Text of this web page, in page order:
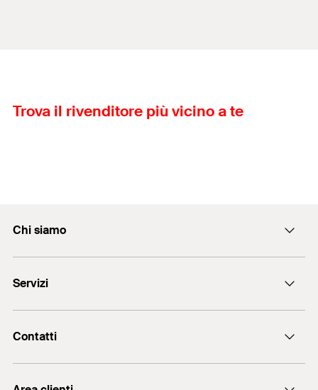
Trova il rivenditore più vicino a te
Chi siamo
Lavora con noi
Qualità e codice etico
Salute e sicurezza
Servizi
Assistenza tecnica
Newsletter fischer
Contatti